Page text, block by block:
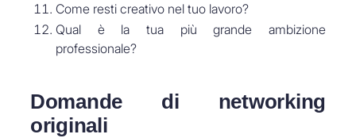
Come resti creativo nel tuo lavoro?
Qual è la tua più grande ambizione
professionale?
Domande di networking
originali